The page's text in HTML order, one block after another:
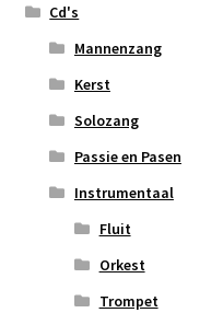
Cd's
Mannenzang
Kerst
Solozang
Passie en Pasen
Instrumentaal
Fluit
Orkest
Trompet